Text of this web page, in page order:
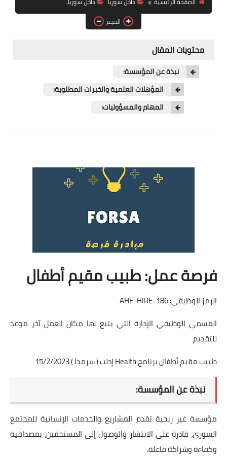
فرص عمل في العراق
فرص عمل في اليمن
الحجم
محتويات المقال
نبذة عن المؤسسة:
المؤهلات العلمية والخبرات المطلوبة:
المهام والمسؤوليات:
فرصة عمل: طبيب مقيم أطفال
الرمز الوظيفي: AHF-HIRE-186
المسمى الوظيفي الإدارة التي يتبع لها مكان العمل آخر موعد
للتقديم
طبيب مقيم أطفال برنامج Health إدلب ( سرمدا ) 15/2/2023
نبذة عن المؤسسة:
مؤسسة غير ربحية تقدم المشاريع والخدمات الإنسانية للمجتمع
السوري، قادرة على الانتشار والوصول إلى المستحقين، بمصداقية
وكفاءة وشراكة فاعلة.